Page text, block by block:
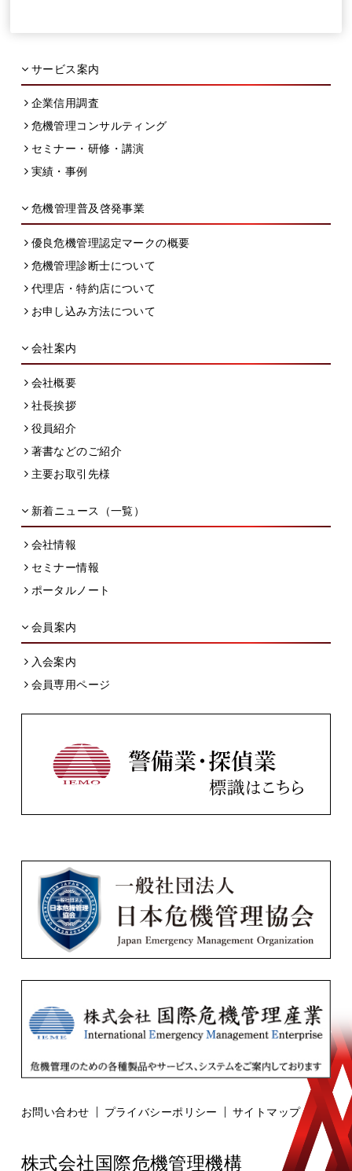
サービス案内
企業信用調査
危機管理コンサルティング
セミナー・研修・講演
実績・事例
危機管理普及啓発事業
優良危機管理認定マークの概要
危機管理診断士について
代理店・特約店について
お申し込み方法について
会社案内
会社概要
社長挨拶
役員紹介
著書などのご紹介
主要お取引先様
新着ニュース（一覧）
会社情報
セミナー情報
ポータルノート
会員案内
入会案内
会員専用ページ
お問い合わせ プライバシーポリシー サイトマップ
株式会社国際危機管理機構